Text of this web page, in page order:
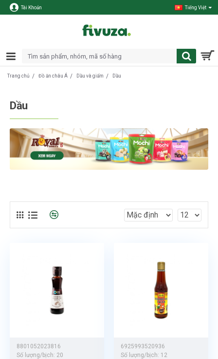
Tài Khoản Tiếng Việt
Trang chủ Đồ ăn châu Á Dầu và giấm Dầu
Dầu
8801052023816
Số lượng/bịch: 20
6925993520936
Số lượng/bịch: 12